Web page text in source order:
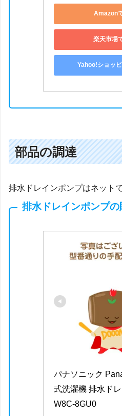
Amazon
楽天市場
Yahoo!ショッ
部品の調達
排水ドレインポンプはネット
排水ドレインポンプの
パナソニック
式洗濯機 排水ド
W8C-8GU0